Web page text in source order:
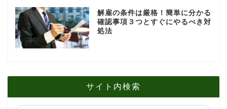
解雇の条件は厳格！簡単に分かる
確認事項３つとすぐにやるべき対
処法
サイト内検索